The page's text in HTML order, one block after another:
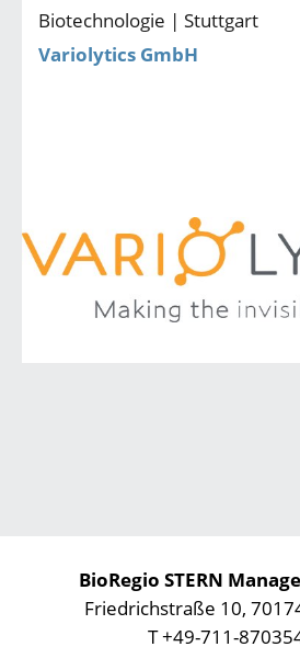
Biotechnologie | Stuttgart
Variolytics GmbH
BioRegio STERN
Friedrichstraße 10,
T +49-711-